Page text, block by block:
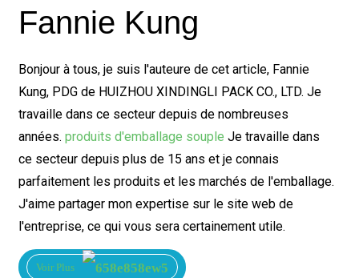
Fannie Kung
Bonjour à tous, je suis l'auteure de cet article, Fannie
Kung, PDG de HUIZHOU XINDINGLI PACK CO., LTD. Je
travaille dans ce secteur depuis de nombreuses
années. produits d'emballage souple Je travaille dans
ce secteur depuis plus de 15 ans et je connais
parfaitement les produits et les marchés de l'emballage.
J'aime partager mon expertise sur le site web de
l'entreprise, ce qui vous sera certainement utile.
Voir Plus